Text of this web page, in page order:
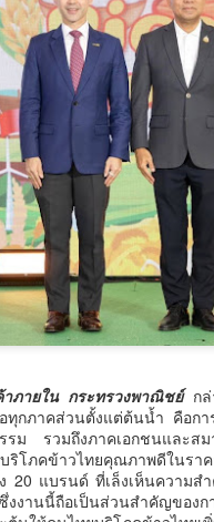
ภายใน กระทรวงพาณิชย์ ก
ภาคส่วนตั้งแต่ต้นน้ำ คือกา
รม รวมถึงภาคเอกชนและส
บริโภคข้าวไทยคุณภาพดีใน
แบรนด์ ที่เล็งเห็นความส
งงานนี้ถือเป็นส่วนสำคัญของ
ต่คือ ทำอย่างไรให้การเติบโตทาง
ละทำให้คนในทุกพื้นที่สามารถเป็
อง
ชนัน วงศ์สวัสดิ์ รองนายกรั
ดี กระทรวงยุติธรรม ประ
เข้าร่วมงานมหกรรมทาง
วันออกเฉียงเหนือ Money
ซปต์ "LED Smart
ะที่ช่วยเปลี่ยนเรื่องหนี้ที่ซั
ร้อมมอบโอกาสการเริ่มต้น
ระชาชน
งยุติธรรม ประกาศความพร้อมอี
งินครั้งยิ่งใหญ่ของภาคตะวันออก
ยใต้คอนเซปต์ "LED Smart
ลี่ยนเรื่องหนี้ที่ซับซ้อนให้กลายเ
หม่ทางการเงินให้กับพี่น้องประชาช
ห้บริการครอบคลุม 3 ด้านหลัก
รีระ คืออะไร? ทำไมคนรู
นแบบเดียวกัน
ะไร? ทำไมคนรูปร่างต่างกัน ไม่
อัปเดตข้อมูลล่าสุด มิถุนายน
ไม่ใช่ที่นอนที่นุ่มที่สุด แต่เป็นที่นอ
ปร่าง น้ำหนัก และท่านอนต่างกั
งกัน​ รู้จักแนวคิด"ที่นอนตามสรีร
างวิทยาศาสตร์ ในการเลือกที่น